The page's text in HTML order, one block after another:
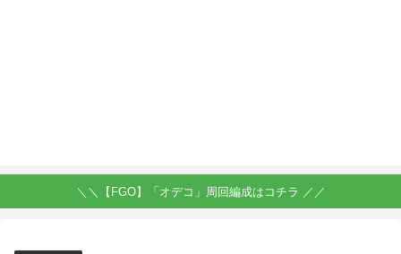
＼＼【FGO】「オデコ」周回編成はコチラ ／／